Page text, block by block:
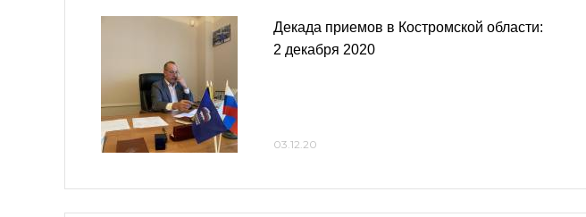
Декада приемов в Костромской области:
2 декабря 2020
03.12.20